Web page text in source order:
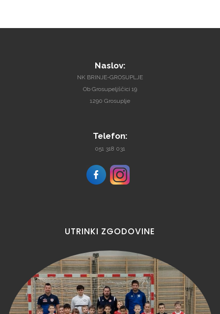
Naslov:
NK BRINJE-GROSUPLJE
Ob Grosupeljščici 19
1290 Grosuplje
Telefon:
051 318 031
UTRINKI ZGODOVINE